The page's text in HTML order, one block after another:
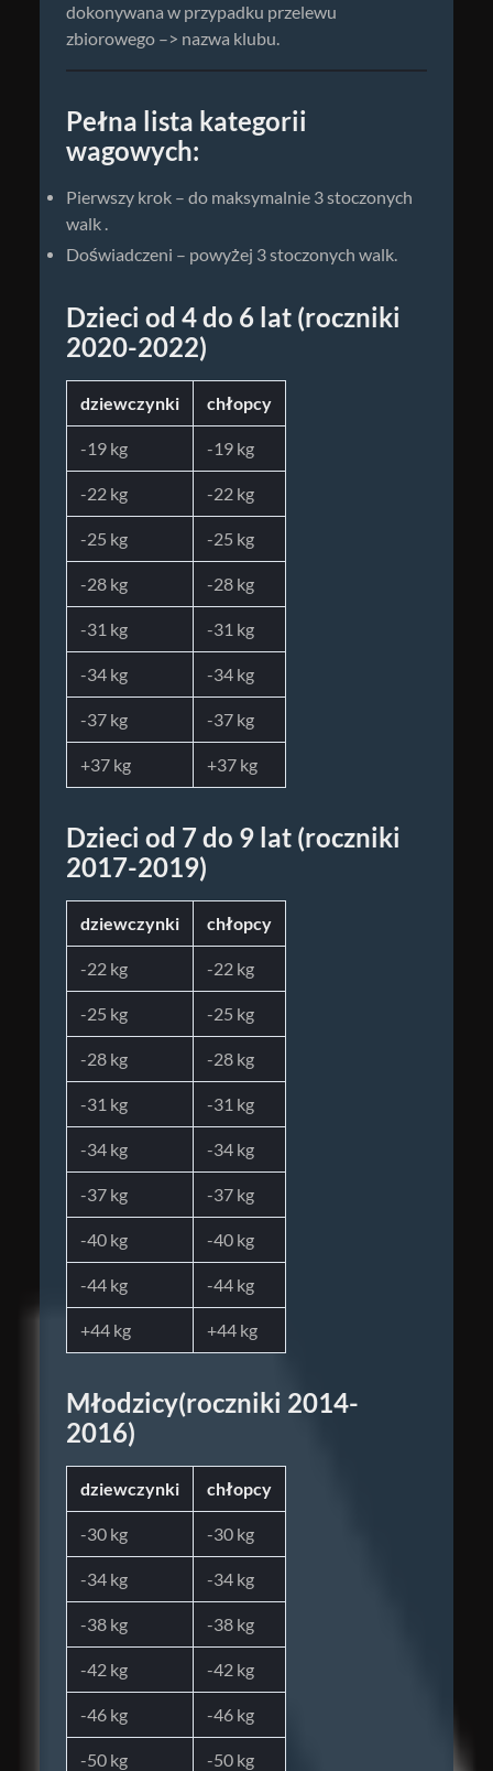
dokonywana w przypadku przelewu
zbiorowego –> nazwa klubu.
Pełna lista kategorii
wagowych:
Pierwszy krok – do maksymalnie 3 stoczonych
walk .
Doświadczeni – powyżej 3 stoczonych walk.
Dzieci od 4 do 6 lat (roczniki
2020-2022)
dziewczynki chłopcy
-19 kg -19 kg
-22 kg -22 kg
-25 kg -25 kg
-28 kg -28 kg
-31 kg -31 kg
-34 kg -34 kg
-37 kg -37 kg
+37 kg +37 kg
Dzieci od 7 do 9 lat (roczniki
2017-2019)
dziewczynki chłopcy
-22 kg -22 kg
-25 kg -25 kg
-28 kg -28 kg
-31 kg -31 kg
-34 kg -34 kg
-37 kg -37 kg
-40 kg -40 kg
-44 kg -44 kg
+44 kg +44 kg
Młodzicy(roczniki 2014-
2016)
dziewczynki chłopcy
-30 kg -30 kg
-34 kg -34 kg
-38 kg -38 kg
-42 kg -42 kg
-46 kg -46 kg
-50 kg -50 kg